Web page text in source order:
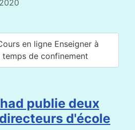
en ligne Enseigner à
temps de confinement
publie deux
d'école